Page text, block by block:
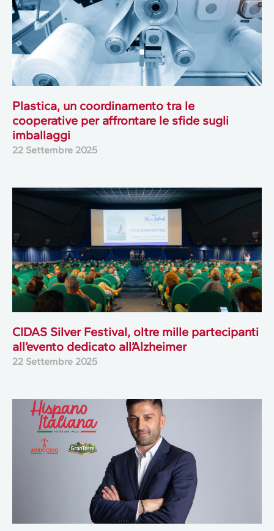
Plastica, un coordinamento tra le
cooperative per affrontare le sfide sugli
imballaggi
22 Settembre 2025
CIDAS Silver Festival, oltre mille partecipanti
all’evento dedicato all’Alzheimer
22 Settembre 2025